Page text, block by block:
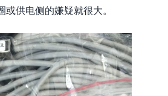
供电侧的嫌疑就很大。